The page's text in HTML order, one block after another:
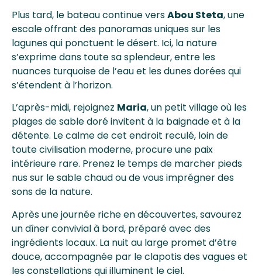
Plus tard, le bateau continue versAbou Steta, une
escale offrant des panoramas uniques sur les
lagunes qui ponctuent le désert. Ici, la nature
s’exprime dans toute sa splendeur, entre les
nuances turquoise de l’eau et les dunes dorées qui
s’étendent à l’horizon.
L’après-midi, rejoignez Maria, un petit village où les
plages de sable doré invitent à la baignade et à la
détente. Le calme de cet endroit reculé, loin de
toute civilisation moderne, procure une paix
intérieure rare. Prenez le temps de marcher pieds
nus sur le sable chaud ou de vous imprégner des
sons de la nature.
Après une journée riche en découvertes, savourez
un dîner convivial à bord, préparé avec des
ingrédients locaux. La nuit au large promet d’être
douce, accompagnée par le clapotis des vagues et
les constellations qui illuminent le ciel.